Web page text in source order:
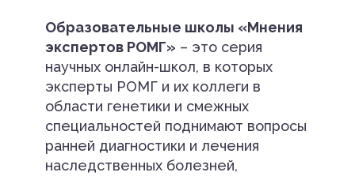
Образовательные школы «Мнения
экспертов РОМГ» – это серия
научных онлайн-школ, в которых
эксперты РОМГ и их коллеги в
области генетики и смежных
специальностей поднимают вопросы
ранней диагностики и лечения
наследственных болезней,